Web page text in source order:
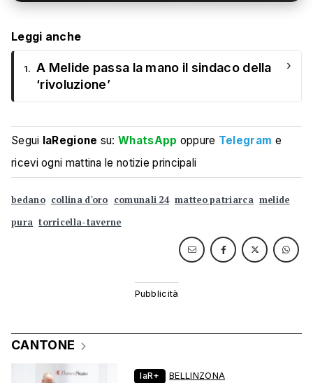
Leggi anche
1. A Melide passa la mano il sindaco della
‘rivoluzione’
›
Segui laRegione su:WhatsApp oppure Telegram e
ricevi ogni mattina le notizie principali
bedano collina d'oro comunali 24 matteo patriarca melide
pura torricella-taverne
CANTONE
laR+ BELLINZONA